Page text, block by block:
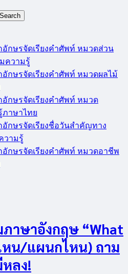
อักษรจัดเรียงคำศัพท์ หมวดส่วน
ความรู้
อักษรจัดเรียงคำศัพท์ หมวดผลไม้
อักษรจัดเรียงคำศัพท์ หมวด
าษาไทย
อักษรจัดเรียงชื่อวันสำคัญทาง
วามรู้
อักษรจัดเรียงคำศัพท์ หมวดอาชีพ
ภาษาอังกฤษ “What
หน/แผนกไหน) ถาม
ลง!